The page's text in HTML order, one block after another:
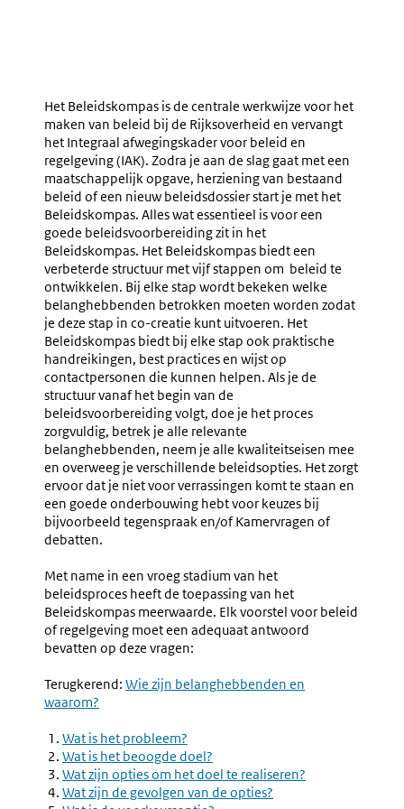
Het Beleidskompas is de centrale werkwijze voor het
maken van beleid bij de Rijksoverheid en vervangt
het Integraal afwegingskader voor beleid en
regelgeving (IAK). Zodra je aan de slag gaat met een
maatschappelijk opgave, herziening van bestaand
beleid of een nieuw beleidsdossier start je met het
Beleidskompas. Alles wat essentieel is voor een
goede beleidsvoorbereiding zit in het
Beleidskompas. Het Beleidskompas biedt een
verbeterde structuur met vijf stappen om beleid te
ontwikkelen. Bij elke stap wordt bekeken welke
belanghebbenden betrokken moeten worden zodat
je deze stap in co-creatie kunt uitvoeren. Het
Beleidskompas biedt bij elke stap ook praktische
handreikingen, best practices en wijst op
contactpersonen die kunnen helpen. Als je de
structuur vanaf het begin van de
beleidsvoorbereiding volgt, doe je het proces
zorgvuldig, betrek je alle relevante
belanghebbenden, neem je alle kwaliteitseisen mee
en overweeg je verschillende beleidsopties. Het zorgt
ervoor dat je niet voor verrassingen komt te staan en
een goede onderbouwing hebt voor keuzes bij
bijvoorbeeld tegenspraak en/of Kamervragen of
debatten.
Met name in een vroeg stadium van het
beleidsproces heeft de toepassing van het
Beleidskompas meerwaarde. Elk voorstel voor beleid
of regelgeving moet een adequaat antwoord
bevatten op deze vragen:
Terugkerend: Wie zijn belanghebbenden en
waarom?
Wat is het probleem?
Wat is het beoogde doel?
Wat zijn opties om het doel te realiseren?
Wat zijn de gevolgen van de opties?